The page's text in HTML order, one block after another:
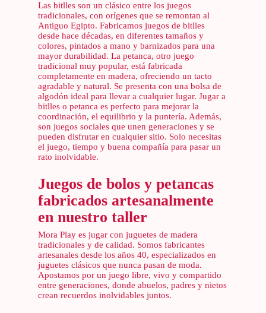
Las bitlles son un clásico entre los juegos
tradicionales, con orígenes que se remontan al
Antiguo Egipto. Fabricamos juegos de bitlles
desde hace décadas, en diferentes tamaños y
colores, pintados a mano y barnizados para una
mayor durabilidad. La petanca, otro juego
tradicional muy popular, está fabricada
completamente en madera, ofreciendo un tacto
agradable y natural. Se presenta con una bolsa de
algodón ideal para llevar a cualquier lugar. Jugar a
bitlles o petanca es perfecto para mejorar la
coordinación, el equilibrio y la puntería. Además,
son juegos sociales que unen generaciones y se
pueden disfrutar en cualquier sitio. Solo necesitas
el juego, tiempo y buena compañía para pasar un
rato inolvidable.
Juegos de bolos y petancas
fabricados artesanalmente
en nuestro taller
Mora Play es jugar con juguetes de madera
tradicionales y de calidad. Somos fabricantes
artesanales desde los años 40, especializados en
juguetes clásicos que nunca pasan de moda.
Apostamos por un juego libre, vivo y compartido
entre generaciones, donde abuelos, padres y nietos
crean recuerdos inolvidables juntos.